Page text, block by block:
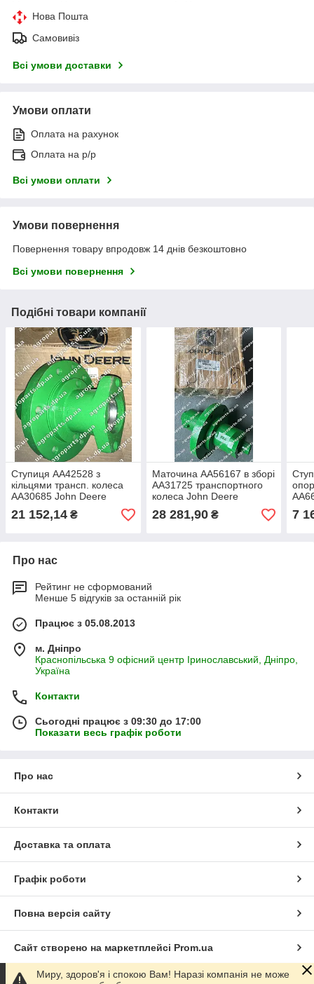
Нова Пошта
Самовивіз
Всі умови доставки
Умови оплати
Оплата на рахунок
Оплата на р/р
Всі умови оплати
Умови повернення
Повернення товару впродовж 14 днів безкоштовно
Всі умови повернення
Подібні товари компанії
Ступиця AA42528 з
кільцями трансп. колеса
AA30685 John Deere
АА42528 WHEEL HUB &
CUP ASSY АА30685
21 152,14 ₴
Маточина AA56167 в зборі
AA31725 транспортного
колеса John Deere
АА56167 WHEEL HUB
ASSY ступиця АА31725
28 281,90₴ 7
Про нас
Рейтинг не сформований
Менше 5 відгуків за останній рік
Працює з 05.08.2013
м. Дніпро
Краснопільська 9 офісний центр Іринославський, Дніпро,
Україна
Контакти
Сьогодні працює з 09:30 до 17:00
Показати весь графік роботи
Про нас
Контакти
Доставка та оплата
Графік роботи
Повна версія сайту
Сайт створено на маркетплейсі Prom.ua
Миру, здоров'я і спокою Вам! Наразі компанія не може